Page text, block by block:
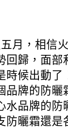
月，相信
回歸，面部
時候出動了
品牌的防曬
水品牌的防
防曬霜還是